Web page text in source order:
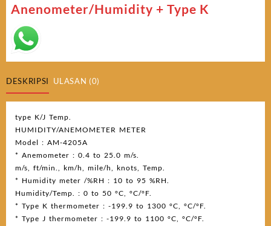
Anenometer/Humidity + Type K
DESKRIPSI ULASAN (0)
type K/J Temp.
HUMIDITY/ANEMOMETER METER
Model : AM-4205A
* Anemometer : 0.4 to 25.0 m/s.
m/s, ft/min., km/h, mile/h, knots, Temp.
* Humidity meter /%RH : 10 to 95 %RH.
Humidity/Temp. : 0 to 50 °C, °C/°F.
* Type K thermometer : -199.9 to 1300 °C, °C/°F.
* Type J thermometer : -199.9 to 1100 °C, °C/°F.